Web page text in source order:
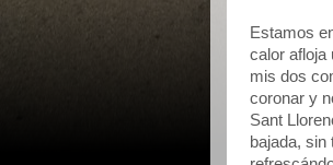
Estamos
calor afloja
mis dos
coronar y
Sant
bajada, sin